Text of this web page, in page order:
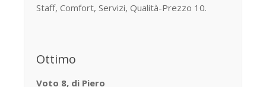
Staff, Comfort, Servizi, Qualità-Prezzo 10.
Ottimo
Voto 8, di Piero